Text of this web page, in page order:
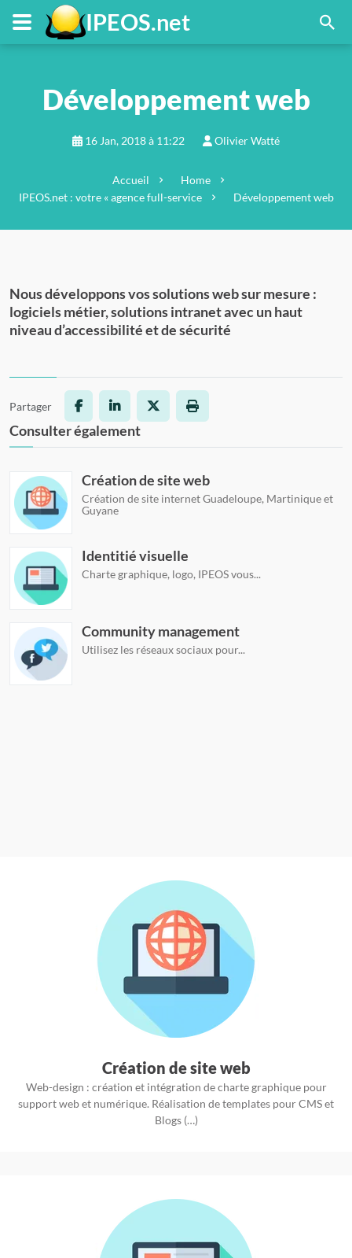
Menu principal
Contenu principal
Pied de page IPEOS.net
Développement web
16 Jan, 2018 à 11:22 Olivier Watté
Accueil
Home
IPEOS.net : votre « agence full-service
Développement web
Nous développons vos solutions web sur mesure :
logiciels métier, solutions intranet avec un haut
niveau d’accessibilité et de sécurité
Partager FacebookLinkedIn
X Imprimer la page
Consulter également
Création de site web
Création de site internet Guadeloupe, Martinique et
Guyane
Identitié visuelle
Charte graphique, logo, IPEOS vous...
Community management
Utilisez les réseaux sociaux pour...
Création de site web
Web-design : création et intégration de charte graphique pour
support web et numérique. Réalisation de templates pour CMS et
Blogs (…)